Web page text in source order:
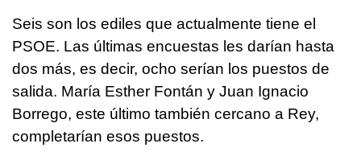
Seis son los ediles que actualmente tiene el
PSOE. Las últimas encuestas les darían hasta
dos más, es decir, ocho serían los puestos de
salida. María Esther Fontán y Juan Ignacio
Borrego, este último también cercano a Rey,
completarían esos puestos.